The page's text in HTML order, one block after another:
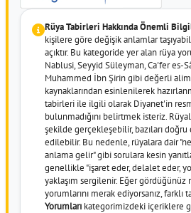
Rüya Tabirleri Hakkında Önemli
kişilere göre değişik anlamlar
açıktır. Bu kategoride yer alan rüya
Nablusi, Seyyid Süleyman, Ca'fer es-
Muhammed İbn Şirin gibi değerli
kaynaklarından esinlenilerek
tabirleri ile ilgili olarak Diyanet'in
bulunmadığını belirtmek isteriz.
şekilde gerçekleşebilir, bazıları doğru
edilebilir. Bu nedenle, rüyalara dair
anlama gelir" gibi sorulara kesin
genellikle "işaret eder, delalet eder,
yaklaşım sergilenir. Eğer gördüğünüz
yorumlarını merak ediyorsanız,
Yorumları kategorimizdeki içeriklere